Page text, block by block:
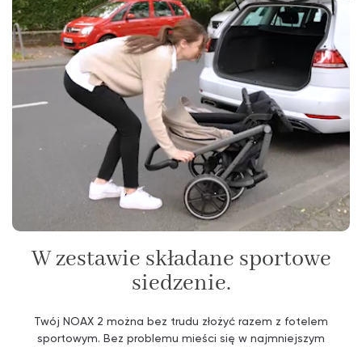
W zestawie składane sportowe
siedzenie.
Twój NOAX 2 można bez trudu złożyć razem z fotelem
sportowym. Bez problemu mieści się w najmniejszym